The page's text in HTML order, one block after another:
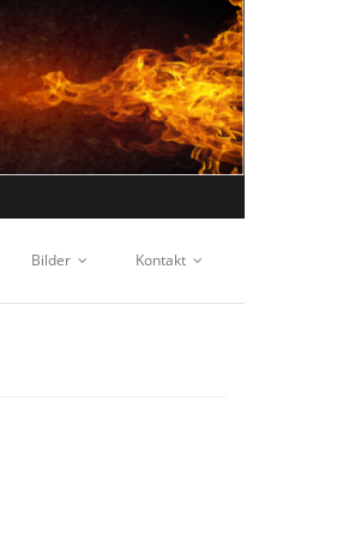
Bilder Kontakt